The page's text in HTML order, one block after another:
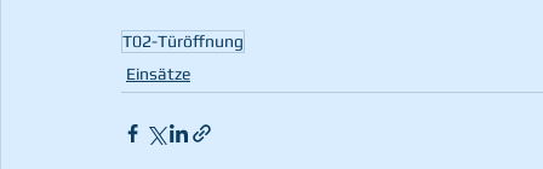
T02-Türöffnung
Einsätze